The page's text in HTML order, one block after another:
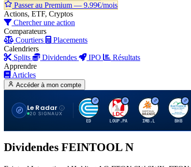
Passer au Premium — 9.99€/mois
Actions, ETF, Cryptos
Chercher une action
Comparateurs
Courtiers
Placements
Calendriers
Splits
Dividendes IPO
Résultats
Apprendre
Articles
Accéder à mon compte
Le Radar
20 SIGNAUX
C
ED
L
LOUP.PA
I
IMB.L
B
BHB
Dividendes FEINTOOL N